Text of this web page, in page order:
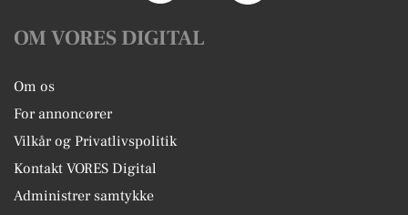
OM VORES DIGITAL
Om os
For annoncører
Vilkår og Privatlivspolitik
Kontakt VORES Digital
Administrer samtykke